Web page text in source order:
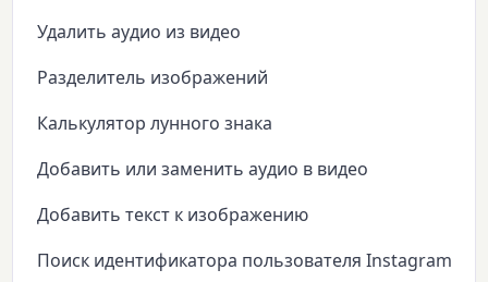
Удалить аудио из видео
Разделитель изображений
Калькулятор лунного знака
Добавить или заменить аудио в видео
Добавить текст к изображению
Поиск идентификатора пользователя Instagram